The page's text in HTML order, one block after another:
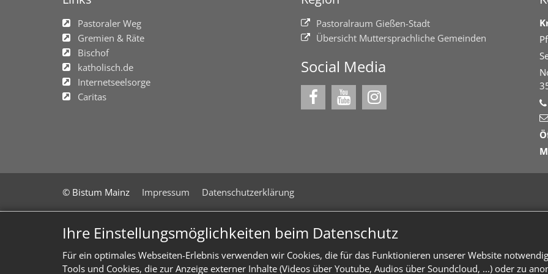
Ihre Einstellungsmöglichkeiten beim Datenschutz
Für ein optimales Webseiten-Erlebnis verwenden wir Cookies, die für das Funktionieren unserer Website
Tools und Cookies, die zur Anzeige externer Inhalte (Videos über Youtube, Audios über Soundcloud, ...) oder zu
Pastoraler Weg
Gremien & Räte
Bischof
katholisch.de
Internetseelsorge
Caritas
Pastoralraum Gießen-Stadt
Übersicht Muttersprachliche Gemeinden
Social Media
© Bistum Mainz Impressum Datenschutzerklärung